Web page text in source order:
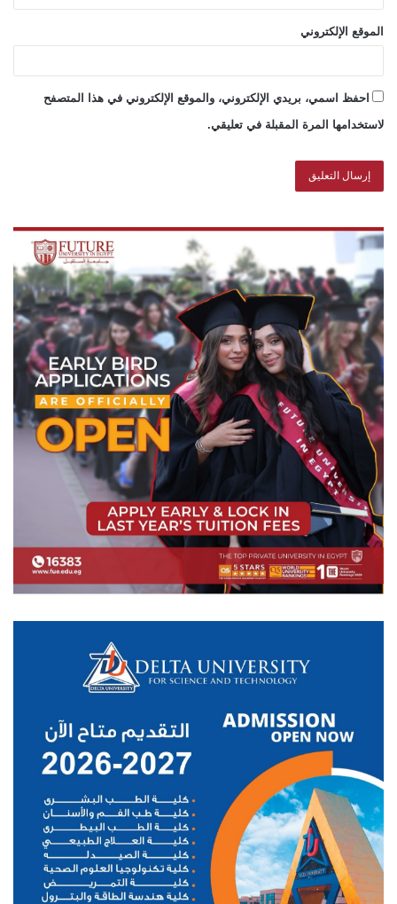
الموقع الإلكتروني
احفظ اسمي، بريدي الإلكتروني، والموقع الإلكتروني في هذا المتصفح
لاستخدامها المرة المقبلة في تعليقي.